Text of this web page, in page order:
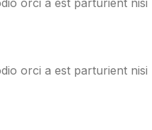
orci a est parturient
orci a est parturient